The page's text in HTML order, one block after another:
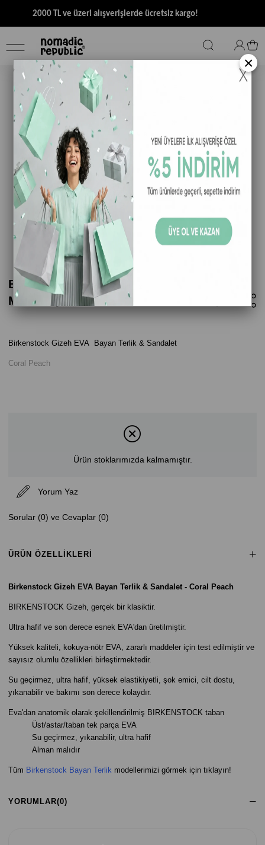
2000 TL ve üzeri alışverişlerde ücretsiz kargo!
Birkenstock Gizeh Eva Kadın Terlik -
Mercan Şeftali
Birkenstock Gizeh EVA Bayan Terlik & Sandalet
Coral Peach
Ürün stoklarımızda kalmamıştır.
Yorum Yaz
Sorular (0) ve Cevaplar (0)
ÜRÜN ÖZELLIKLERI
Birkenstock Gizeh EVA Bayan Terlik & Sandalet - Coral Peach
BIRKENSTOCK Gizeh, gerçek bir klasiktir.
Ultra hafif ve son derece esnek EVA'dan üretilmiştir.
Yüksek kaliteli, kokuya-nötr EVA, zararlı maddeler için test edilmiştir ve
sayısız olumlu özellikleri birleştirmektedir.
Su geçirmez, ultra hafif, yüksek elastikiyetli, şok emici, cilt dostu,
yıkanabilir ve bakımı son derece kolaydır.
Eva'dan anatomik olarak şekillendirilmiş BIRKENSTOCK taban
Üst/astar/taban tek parça EVA
Su geçirmez, yıkanabilir, ultra hafif
Alman malıdır
Tüm Birkenstock Bayan Terlik modellerimizi görmek için tıklayın!
YORUMLAR(0)
×